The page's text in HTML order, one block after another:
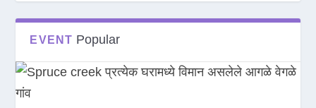
EVENT Popular